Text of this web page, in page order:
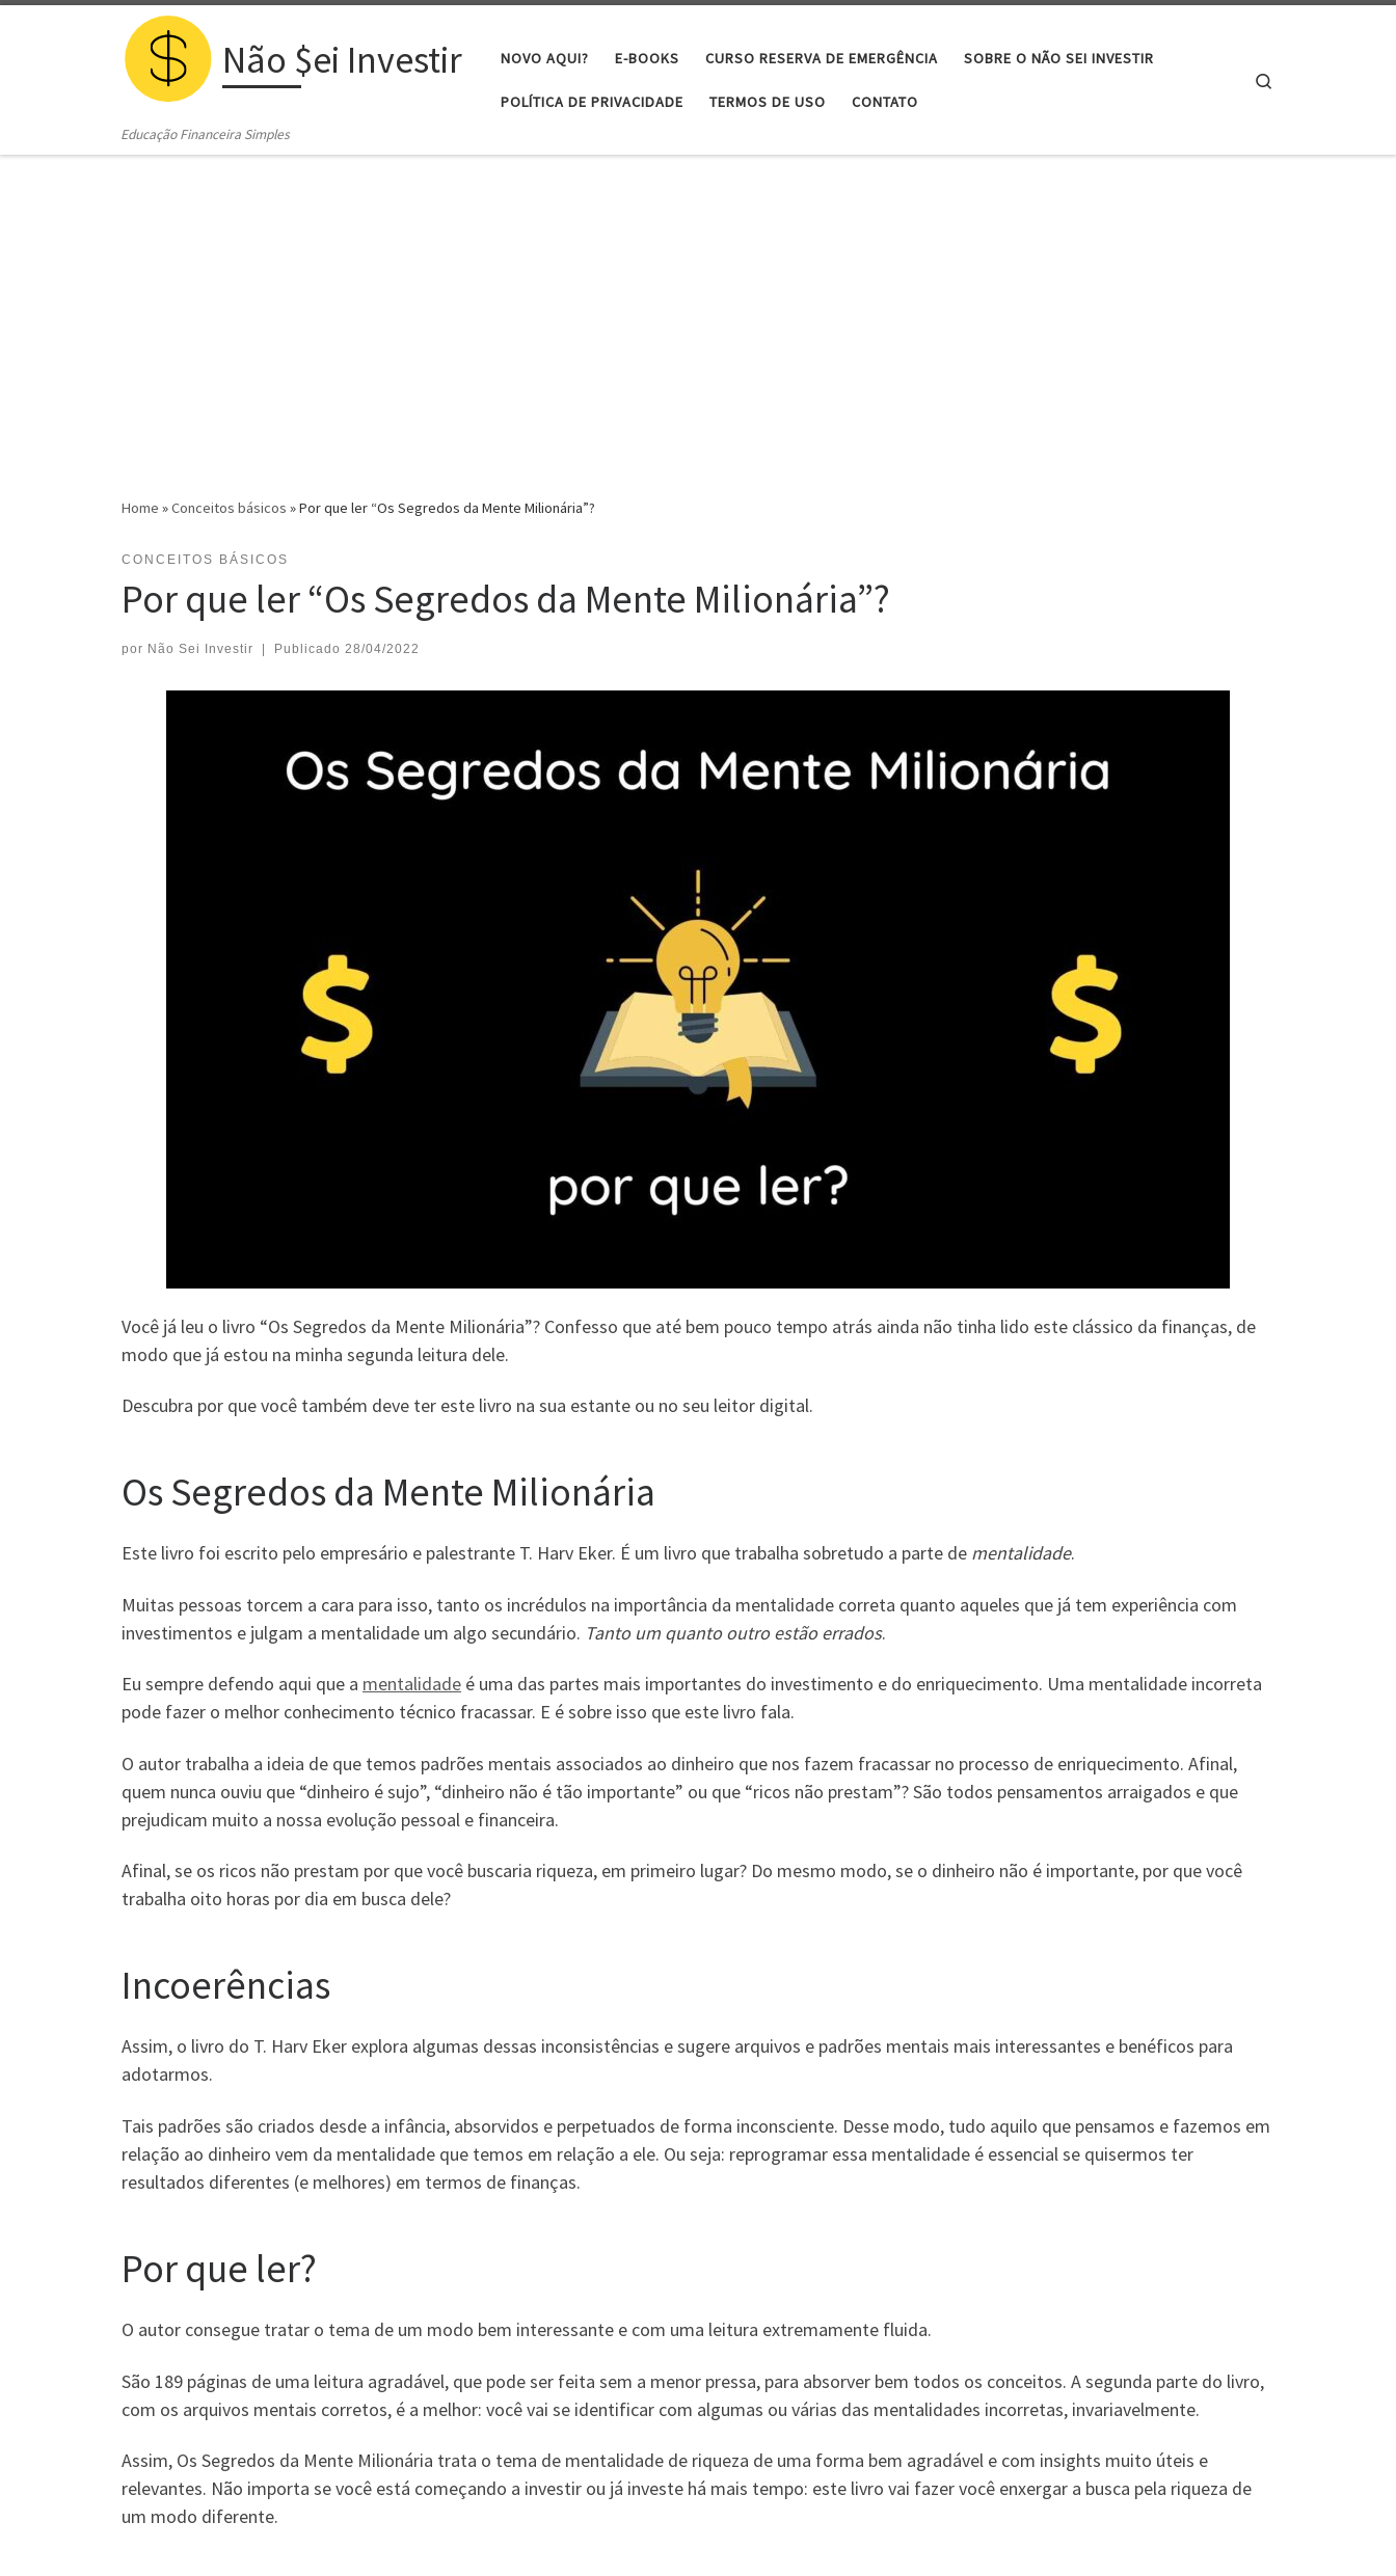
Não $ei Investir
Educação Financeira Simples
NOVO AQUI? E-BOOKS CURSO RESERVA DE EMERGÊNCIA SOBRE O NÃO SEI INVESTIR
POLÍTICA DE PRIVACIDADE TERMOS DE USO CONTATO
Home »Conceitos básicos »Por que ler “Os Segredos da Mente Milionária”?
CONCEITOS BÁSICOS
Por que ler “Os Segredos da Mente Milionária”?
por Não Sei Investir Publicado 28/04/2022
Você já leu o livro “Os Segredos da Mente Milionária”? Confesso que até bem pouco tempo atrás ainda não tinha lido este clássico da finanças, de
modo que já estou na minha segunda leitura dele.
Descubra por que você também deve ter este livro na sua estante ou no seu leitor digital.
Os Segredos da Mente Milionária
Este livro foi escrito pelo empresário e palestrante T. Harv Eker. É um livro que trabalha sobretudo a parte de mentalidade.
Muitas pessoas torcem a cara para isso, tanto os incrédulos na importância da mentalidade correta quanto aqueles que já tem experiência com
investimentos e julgam a mentalidade um algo secundário. Tanto um quanto outro estão errados.
Eu sempre defendo aqui que a mentalidade é uma das partes mais importantes do investimento e do enriquecimento. Uma mentalidade incorreta
pode fazer o melhor conhecimento técnico fracassar. E é sobre isso que este livro fala.
O autor trabalha a ideia de que temos padrões mentais associados ao dinheiro que nos fazem fracassar no processo de enriquecimento. Afinal,
quem nunca ouviu que “dinheiro é sujo”, “dinheiro não é tão importante” ou que “ricos não prestam”? São todos pensamentos arraigados e que
prejudicam muito a nossa evolução pessoal e financeira.
Afinal, se os ricos não prestam por que você buscaria riqueza, em primeiro lugar? Do mesmo modo, se o dinheiro não é importante, por que você
trabalha oito horas por dia em busca dele?
Incoerências
Assim, o livro do T. Harv Eker explora algumas dessas inconsistências e sugere arquivos e padrões mentais mais interessantes e benéficos para
adotarmos.
Tais padrões são criados desde a infância, absorvidos e perpetuados de forma inconsciente. Desse modo, tudo aquilo que pensamos e fazemos em
relação ao dinheiro vem da mentalidade que temos em relação a ele. Ou seja: reprogramar essa mentalidade é essencial se quisermos ter
resultados diferentes (e melhores) em termos de finanças.
Por que ler?
O autor consegue tratar o tema de um modo bem interessante e com uma leitura extremamente fluida.
São 189 páginas de uma leitura agradável, que pode ser feita sem a menor pressa, para absorver bem todos os conceitos. A segunda parte do livro,
com os arquivos mentais corretos, é a melhor: você vai se identificar com algumas ou várias das mentalidades incorretas, invariavelmente.
Assim, Os Segredos da Mente Milionária trata o tema de mentalidade de riqueza de uma forma bem agradável e com insights muito úteis e
relevantes. Não importa se você está começando a investir ou já investe há mais tempo: este livro vai fazer você enxergar a busca pela riqueza de
um modo diferente.